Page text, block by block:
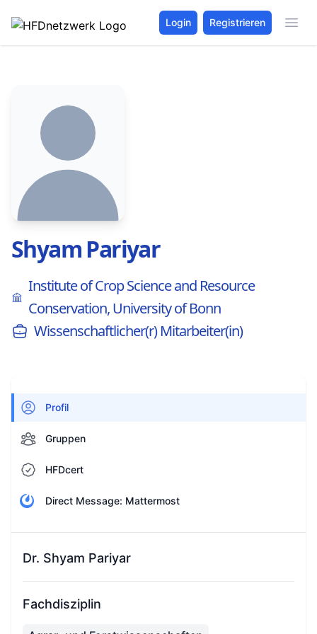
Login Registrieren
Shyam Pariyar
Institute of Crop Science and Resource
Conservation, University of Bonn
Wissenschaftlicher(r) Mitarbeiter(in)
Profil
Gruppen
HFDcert
Direct Message: Mattermost
Dr. Shyam Pariyar
Fachdisziplin